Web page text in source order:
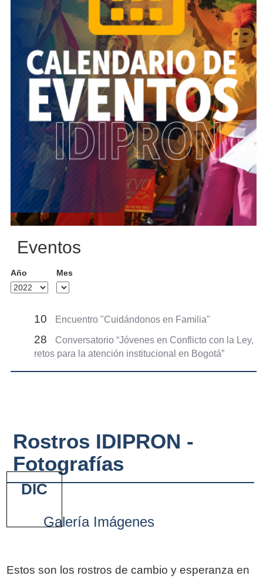
Eventos
Año Mes
10 Encuentro "Cuidándonos en Familia"
28
Conversatorio “Jóvenes en Conflicto con la Ley,
retos para la atención institucional en Bogotá”
Rostros IDIPRON -
Fotografías
Galería Imágenes
Estos son los rostros de cambio y esperanza en
DIC